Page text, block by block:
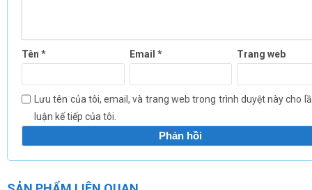
Tên * Email * Trang web
Lưu tên của tôi, email, và trang web trong trình duyệt này cho
luận kế tiếp của tôi.